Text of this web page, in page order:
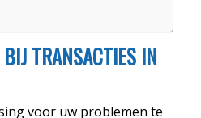
TRANSACTIES IN
voor uw problemen te